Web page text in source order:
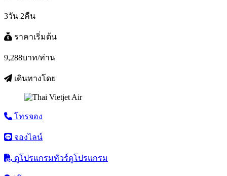
3วัน 2คืน
ราคาเริ่มต้น
9,288บาท/ท่าน
เดินทางโดย
โทรจอง
จองไลน์
ดูโปรแกรมทัวร์ดูโปรแกรม